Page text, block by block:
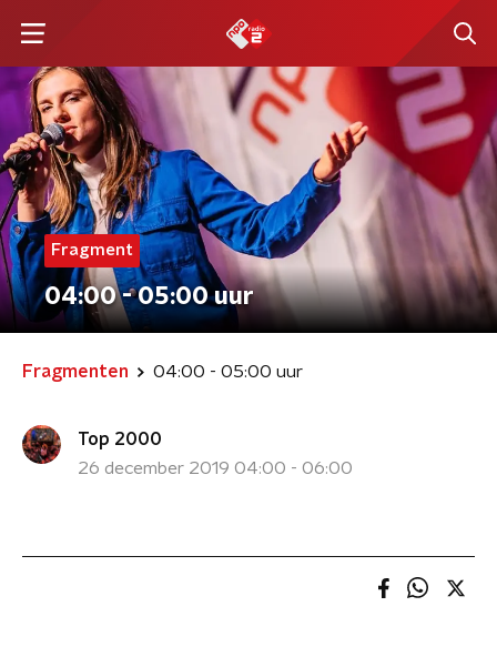
Fragment
04:00 - 05:00 uur
Fragmenten 04:00 - 05:00 uur
Top 2000
26 december 2019 04:00 - 06:00